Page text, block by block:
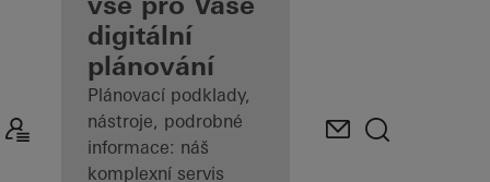
Prozkoumejte
Mé
pracoviště
digitální
plánování
Plánovací podklady,
nástroje, podrobné
informace: náš
komplexní servis